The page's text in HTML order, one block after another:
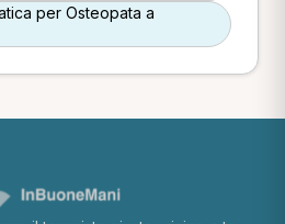
per Osteopata a